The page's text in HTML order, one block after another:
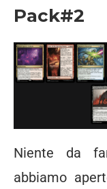
Pack#2
Niente da
abbiamo